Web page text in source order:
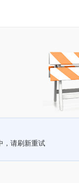
，请刷新重试